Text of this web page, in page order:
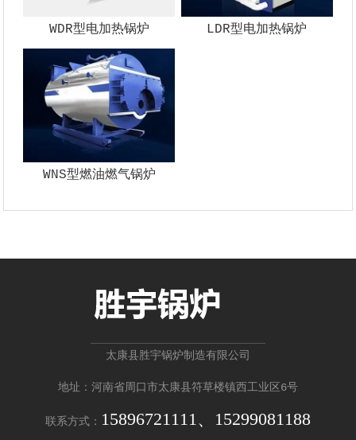
WDR型电加热锅炉 LDR型电加热锅炉
WNS型燃油燃气锅炉
太康县胜宇锅炉制造有限公司
地址：河南省周口市太康县符草楼镇西工业区6号
联系方式： 15896721111、15299081188